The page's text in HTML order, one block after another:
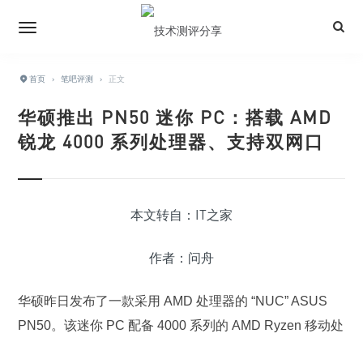
首页 › 笔吧评测 › 正文
华硕推出 PN50 迷你 PC：搭载 AMD
锐龙 4000 系列处理器、支持双网口
本文转自：IT之家
作者：问舟
华硕昨日发布了一款采用 AMD 处理器的 “NUC” ASUS
PN50。该迷你 PC 配备 4000 系列的 AMD Ryzen 移动处